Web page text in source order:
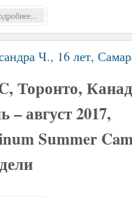
Ч., 16 лет,
Торонто,
– август 2017,
Summer